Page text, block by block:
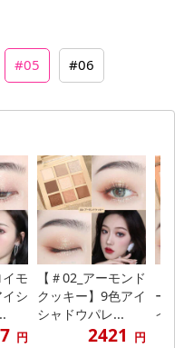
#05 #06
イモ
シ
円
【＃02_アーモンド
クッキー】9色アイ
シャドウパレ...
2421 円
ー
イ